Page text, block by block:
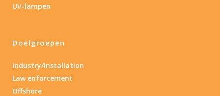
Type batterij
Type batterij
UV-lampen
Doelgroepen
Industry/Installation
Law enforcement
Offshore